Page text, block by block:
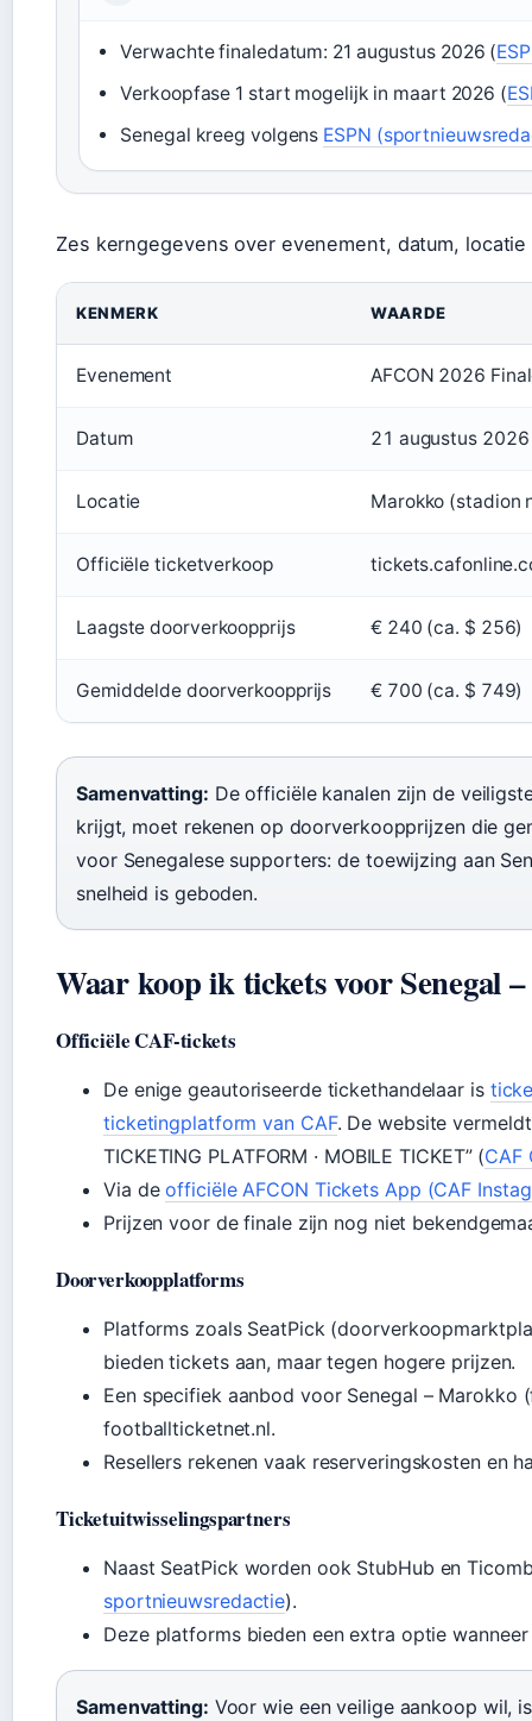
Verwachte finaledatum: 21 augustus 2026 (
Verkoopfase 1 start mogelijk in maart 2026 (
Senegal kreeg volgens ESPN
Zes kerngegevens over evenement, datum,
KENMERK WAARDE
Evenement AFCON 2026
Datum 21 augustus
Locatie Marokko (stadion
Officiële ticketverkoop
Laagste doorverkoopprijs € 240 (ca. $ 256)
Gemiddelde doorverkoopprijs € 700 (ca. $ 749)
Samenvatting: De officiële kanalen zijn de
krijgt, moet rekenen op doorverkoopprijzen die
voor Senegalese supporters: de toewijzing aan
snelheid is geboden.
Waar koop ik tickets voor Senegal
Officiële CAF-tickets
De enige geautoriseerde tickethandelaar is
ticketingplatform van CAF. De website vermeldt:
TICKETING PLATFORM · MOBILE TICKET” (CAF
Via deofficiële AFCON Tickets App (CAF
Prijzen voor de finale zijn nog niet
Doorverkoopplatforms
Platforms zoals SeatPick
bieden tickets aan, maar tegen hogere prijzen.
Een specifiek aanbod voor Senegal –
footballticketnet.nl.
Resellers rekenen vaak reserveringskosten en
Ticketuitwisselingspartners
Naast SeatPick worden ook StubHub en
sportnieuwsredactie).
Deze platforms bieden een extra optie
Samenvatting: Voor wie een veilige aankoop wil,